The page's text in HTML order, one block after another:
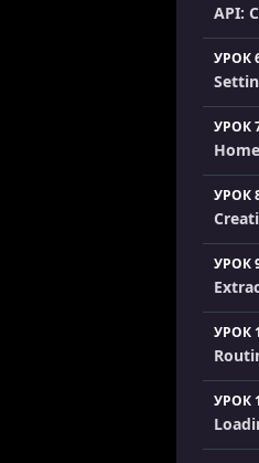
API:
УРОК
УРОК
УРОК
УРОК
УРОК
УРОК